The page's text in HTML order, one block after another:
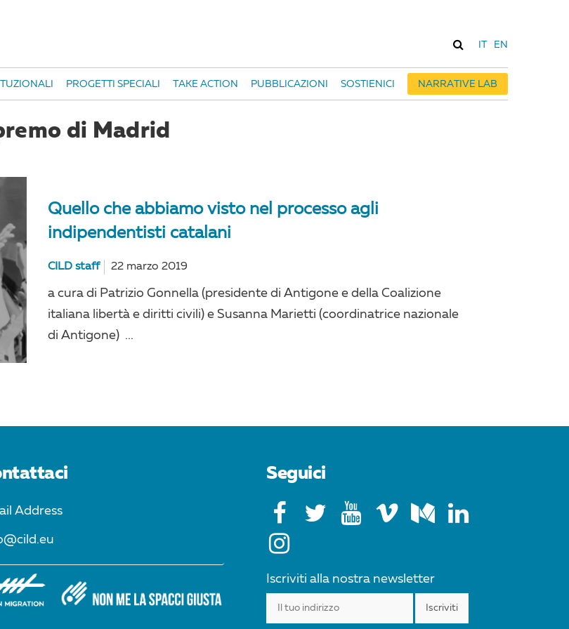
EN
PROGETTI SPECIALI TAKE ACTION PUBBLICAZIONI SOSTIENICI NARRATIVE LAB
di Madrid
Quello che abbiamo visto nel processo agli
indipendentisti catalani
CILD staff 22 marzo 2019
a cura di Patrizio Gonnella (presidente di Antigone e della Coalizione
italiana libertà e diritti civili) e Susanna Marietti (coordinatrice nazionale
di Antigone) ...
Address
Seguici
Iscriviti alla nostra newsletter